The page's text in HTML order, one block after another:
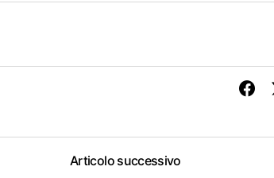
Articolo successivo